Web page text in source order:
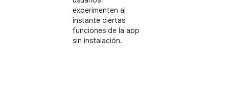
experimenten al
instante ciertas
funciones de la app
sin instalación.